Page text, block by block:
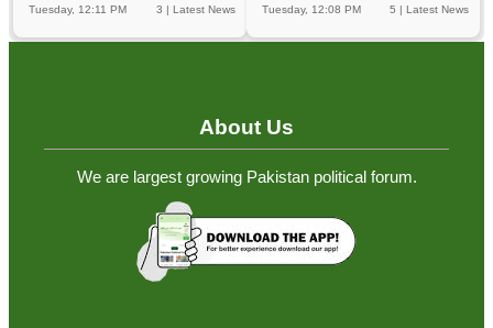
3 | Latest News
Tuesday, 12:11 PM 5 | Latest News
Tuesday, 12:08 PM
About Us
We are largest growing Pakistan political forum.